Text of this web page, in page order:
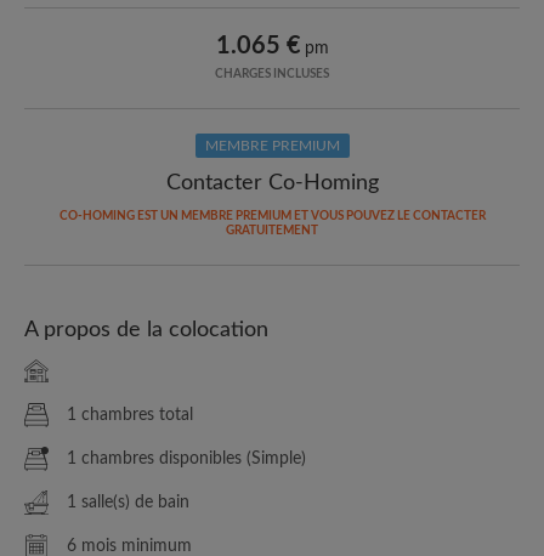
1.065 € pm
CHARGES INCLUSES
MEMBRE PREMIUM
Contacter Co-Homing
CO-HOMING EST UN MEMBRE PREMIUM ET VOUS POUVEZ LE CONTACTER
GRATUITEMENT
A propos de la colocation
1 chambres total
1 chambres disponibles (Simple)
1 salle(s) de bain
6 mois minimum